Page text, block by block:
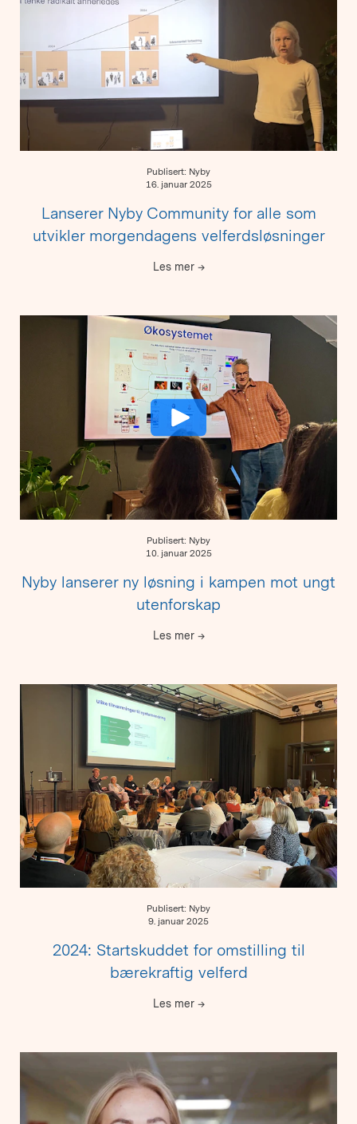
Publisert: Nyby
16. januar 2025
Lanserer Nyby Community for alle som
utvikler morgendagens velferdsløsninger
Les mer →
Publisert: Nyby
10. januar 2025
Nyby lanserer ny løsning i kampen mot ungt
utenforskap
Les mer →
Publisert: Nyby
9. januar 2025
2024: Startskuddet for omstilling til
bærekraftig velferd
Les mer →